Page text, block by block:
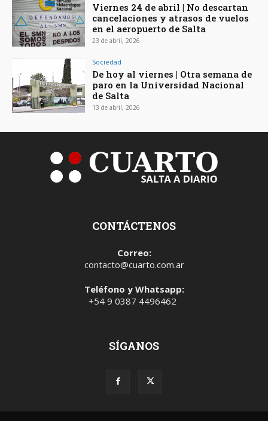
Viernes 24 de abril | No descartan
cancelaciones y atrasos de vuelos
en el aeropuerto de Salta
23 de abril, 2026
Sociedad
De hoy al viernes | Otra semana de
paro en la Universidad Nacional
de Salta
13 de abril, 2026
CONTÁCTENOS
Correo:
contacto@cuarto.com.ar
Teléfono y Whatsapp:
+54 9 0387 4496462
SÍGANOS